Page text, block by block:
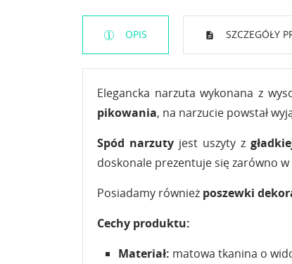
OPIS SZCZEGÓŁY
Elegancka narzuta wykonana z
pikowania, na narzucie powstał
Spód narzutyjest uszyty z
doskonale prezentuje się zarówno
Posiadamy również poszewki
Cechy produktu:
Materiał: matowa tkanina o